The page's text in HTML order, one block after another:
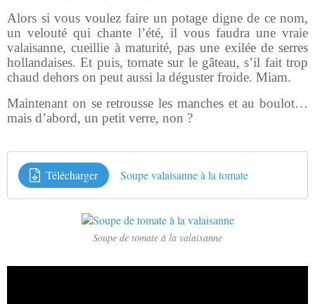
Alors si vous voulez faire un potage digne de ce nom,
un velouté qui chante l’été, il vous faudra une vraie
valaisanne, cueillie à maturité, pas une exilée de serres
hollandaises. Et puis, tomate sur le gâteau, s’il fait trop
chaud dehors on peut aussi la déguster froide. Miam.
Maintenant on se retrousse les manches et au boulot…
mais d’abord, un petit verre, non ?
Télécharger Soupe valaisanne à la tomate
Soupe de tomate à la valaisanne